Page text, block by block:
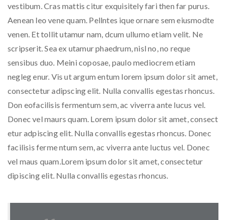
vestibum. Cras mattis citur exquisitely fari then far purus.
Aenean leo vene quam. Pellntes ique ornare sem eiusmodte
venen. Et tollit utamur nam, dcum ullumo etiam velit. Ne
scripserit. Sea ex utamur phaedrum, nisl no, no reque
sensibus duo. Meini coposae, paulo mediocrem etiam
negleg enur. Vis ut argum entum lorem ipsum dolor sit amet,
consectetur adipscing elit. Nulla convallis egestas rhoncus.
Don eofacilisis fermentum sem, ac viverra ante lucus vel.
Donec vel maurs quam. Lorem ipsum dolor sit amet, consect
etur adpiscing elit. Nulla convallis egestas rhoncus. Donec
facilisis ferme ntum sem, ac viverra ante luctus vel. Donec
vel maus quam.Lorem ipsum dolor sit amet, consectetur
dipiscing elit. Nulla convallis egestas rhoncus.